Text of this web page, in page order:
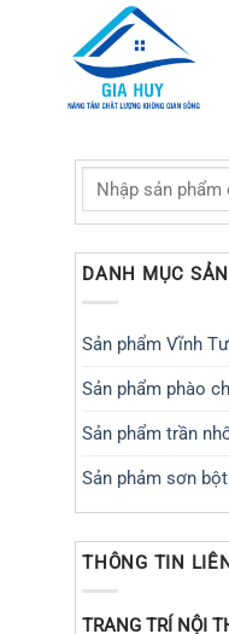
DANH MỤC
Sản phẩm Vĩnh
Sản phẩm phào
Sản phẩm trần
Sản phảm sơn
THÔNG TIN
TRANG TRÍ NỘI